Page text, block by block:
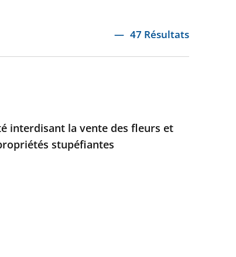
47 Résultats
interdisant la vente des fleurs et
stupéfiantes